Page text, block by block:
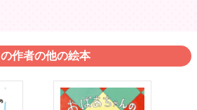
の作者の他の絵本